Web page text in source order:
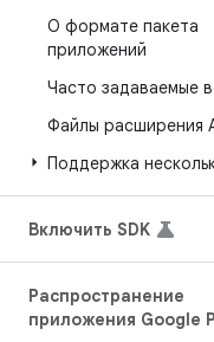
О формате пакета
приложений
Часто задаваемые
Файлы расширения
Поддержка
Включить SDK
Распространение
приложения Google